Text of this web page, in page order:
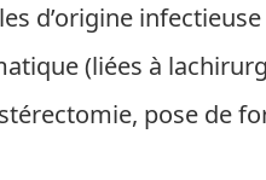
d’origine
(liées à
pose de